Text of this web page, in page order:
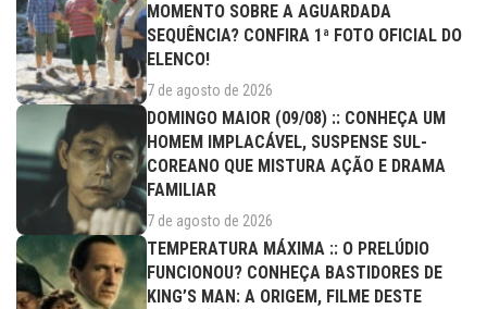
MOMENTO SOBRE A AGUARDADA
SEQUÊNCIA? CONFIRA 1ª FOTO OFICIAL DO
ELENCO!
7 de agosto de 2026
DOMINGO MAIOR (09/08) :: CONHEÇA UM
HOMEM IMPLACÁVEL, SUSPENSE SUL-
COREANO QUE MISTURA AÇÃO E DRAMA
FAMILIAR
7 de agosto de 2026
TEMPERATURA MÁXIMA :: O PRELÚDIO
FUNCIONOU? CONHEÇA BASTIDORES DE
KING’S MAN: A ORIGEM, FILME DESTE